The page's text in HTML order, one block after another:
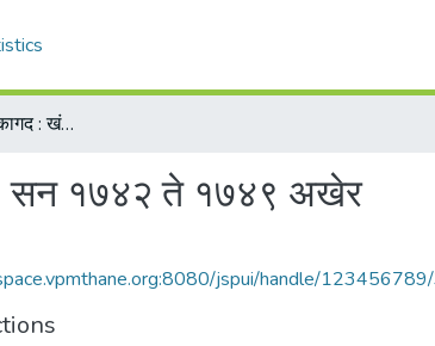
वैद्य दप्तरातून निवडलेले कागद : खंड ४ : सन १७४२ ते १७४९ अखेर
: सन १७४२ ते १७४९ अखेर
jspui/handle/